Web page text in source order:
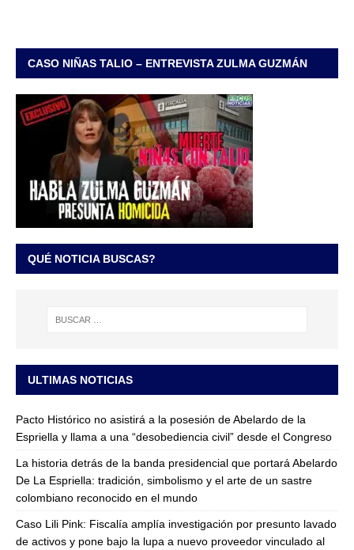
CASO NIÑAS TALIO – ENTREVISTA ZULMA GUZMÁN
QUÉ NOTICIA BUSCAS?
ULTIMAS NOTICIAS
Pacto Histórico no asistirá a la posesión de Abelardo de la
Espriella y llama a una “desobediencia civil” desde el Congreso
La historia detrás de la banda presidencial que portará Abelardo
De La Espriella: tradición, simbolismo y el arte de un sastre
colombiano reconocido en el mundo
Caso Lili Pink: Fiscalía amplía investigación por presunto lavado
de activos y pone bajo la lupa a nuevo proveedor vinculado al